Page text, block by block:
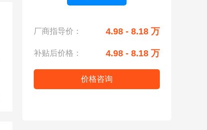
厂商指导价： 4.98 - 8.18 万
补贴后价格： 4.98 - 8.18 万
价格咨询